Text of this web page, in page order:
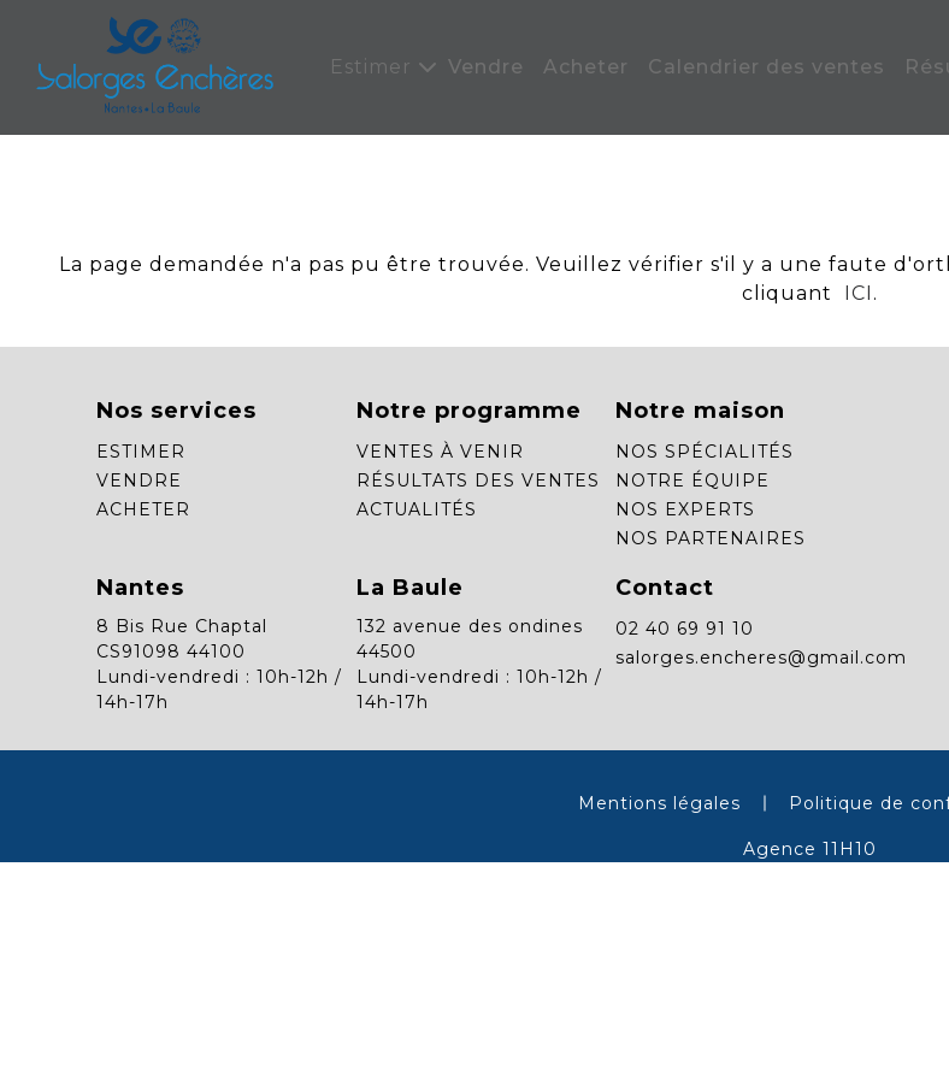
Estimer Vendre Acheter Calendrier des ventes
La page demandée n'a pas pu être trouvée. Veuillez vérifier s'il y a une faute
cliquant
ICI .
Nos services
ESTIMER
VENDRE
ACHETER
Notre programme
VENTES À VENIR
RÉSULTATS DES VENTES
ACTUALITÉS
Notre maison
NOS SPÉCIALITÉS
NOTRE ÉQUIPE
NOS EXPERTS
NOS PARTENAIRES
Nantes
8 Bis Rue Chaptal
CS91098 44100
Lundi-vendredi : 10h-12h /
14h-17h
La Baule
132 avenue des ondines
44500
Lundi-vendredi : 10h-12h /
14h-17h
Contact
02 40 69 91 10
salorges.encheres@gmail.com
Mentions légales Politique de
Agence 11H10
Panneau de gestion des cookies